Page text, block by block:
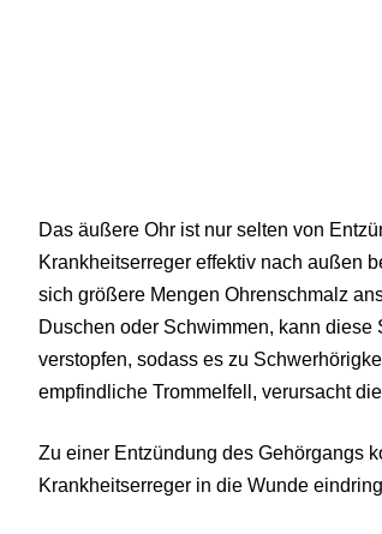
Das äußere Ohr ist nur selten von
Krankheitserreger effektiv nach außen
sich größere Mengen Ohrenschmalz
Duschen oder Schwimmen, kann
verstopfen, sodass es zu
empfindliche Trommelfell, verursacht
Zu einer Entzündung des Gehörgangs
Krankheitserreger in die Wunde